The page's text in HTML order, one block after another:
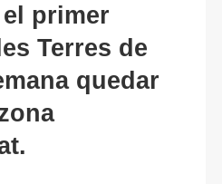
primer
Terres de
quedar